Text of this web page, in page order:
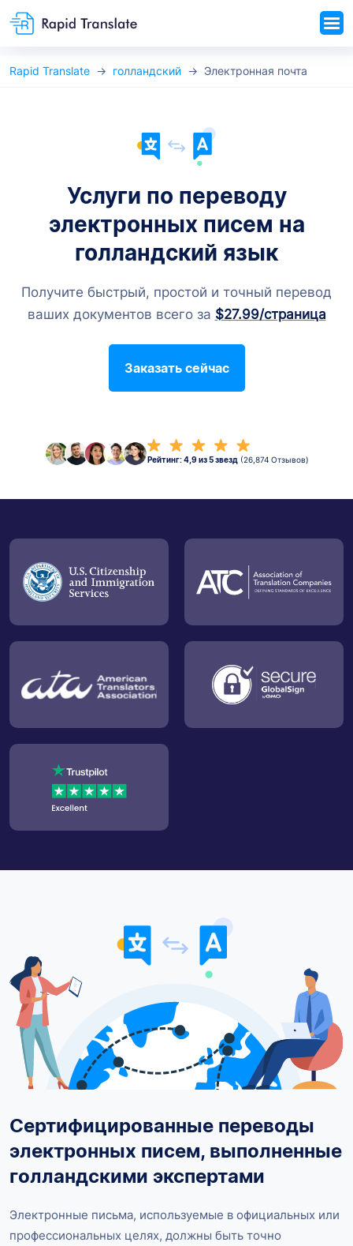
Rapid Translate голландский Электронная почта
Услуги по переводу
электронных писем на
голландский язык
Получите быстрый, простой и точный перевод
ваших документов всего за $27.99/страница
Заказать сейчас
Рейтинг: 4,9 из 5 звезд (26,874 Отзывов)
Сертифицированные переводы
электронных писем, выполненные
голландскими экспертами
Электронные письма, используемые в официальных или
профессиональных целях, должны быть точно